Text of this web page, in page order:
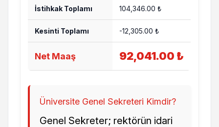
İstihkak Toplamı 104,346.00 ₺
Kesinti Toplamı -12,305.00 ₺
Net Maaş 92,041.00 ₺
Üniversite Genel Sekreteri Kimdir?
Genel Sekreter; rektörün idari